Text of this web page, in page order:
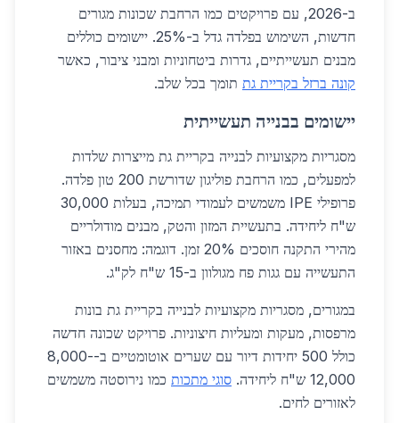
ב-2026, עם פרויקטים כמו הרחבת שכונות מגורים
חדשות, השימוש בפלדה גדל ב-25%. יישומים כוללים
מבנים תעשייתיים, גדרות ביטחוניות ומבני ציבור, כאשר
קונה ברזל בקריית גת תומך בכל שלב.
יישומים בבנייה תעשייתית
מסגריות מקצועיות לבנייה בקריית גת מייצרות שלדות
למפעלים, כמו הרחבת פוליגון שדורשת 200 טון פלדה.
פרופילי IPE משמשים לעמודי תמיכה, בעלות 30,000
ש"ח ליחידה. בתעשיית המזון והטק, מבנים מודולריים
מהירי התקנה חוסכים 20% זמן. דוגמה: מחסנים באזור
התעשייה עם גגות פח מגולוון ב-15 ש"ח לק"ג.
במגורים, מסגריות מקצועיות לבנייה בקריית גת בונות
מרפסות, מעקות ומעליות חיצוניות. פרויקט שכונה חדשה
כולל 500 יחידות דיור עם שערים אוטומטיים ב-8,000-
12,000 ש"ח ליחידה.
סוגי מתכות כמו נירוסטה משמשים
לאזורים לחים.